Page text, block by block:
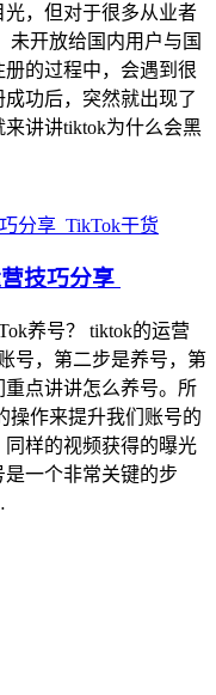
，但对于很多从业者
未开放给国内用户与国
的过程中，会遇到很
功后，突然就出现了
讲讲tiktok为什么会黑
TikTok干货
技巧分享
养号？ tiktok的运营
号，第二步是养号，第
点讲讲怎么养号。所
操作来提升我们账号的
样的视频获得的曝光
一个非常关键的步